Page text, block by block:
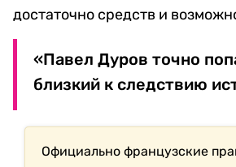
достаточно средств и
«Павел Дуров точно
близкий к следствию
Официально французские